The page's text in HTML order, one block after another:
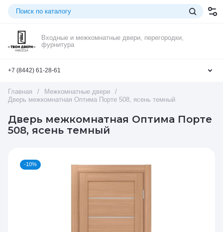
Входные и межкомнатные двери, перегородки,
фурнитура
+7 (8442) 61-28-61
Главная / Межкомнатные двери
/
Дверь межкомнатная Оптима Порте 508, ясень темный
Дверь межкомнатная Оптима Порте
508, ясень темный
-10%